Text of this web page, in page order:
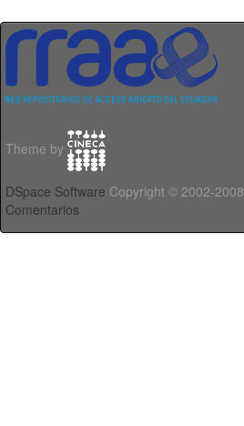
Theme by
DSpace Software Copyright © 2002-2008
Comentarios